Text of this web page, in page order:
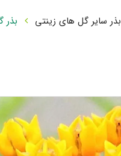
بذر سایر گل های زینتی بذر